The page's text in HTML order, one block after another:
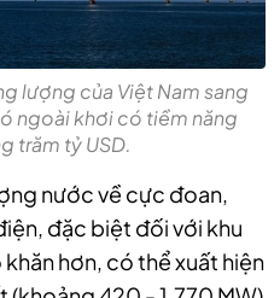
lượng của Việt Nam sang
ngoài khơi có tiềm năng
trăm tỷ USD.
nước về cực đoan,
đặc biệt đối với khu
hơn, có thể xuất hiện